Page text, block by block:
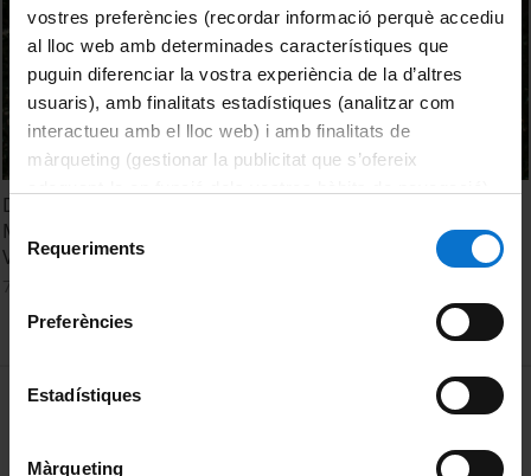
vostres preferències (recordar informació perquè accediu
al lloc web amb determinades característiques que
puguin diferenciar la vostra experiència de la d’altres
usuaris), amb finalitats estadístiques (analitzar com
interactueu amb el lloc web) i amb finalitats de
màrqueting (gestionar la publicitat que s’ofereix
consultar laPolítica de galetes del lloc web de la
Requeriments
Preferències
Estadístiques
Màrqueting
Dossier digital d’aprenentatge (E-portfolio) – Experiència
Medicina i Ciències de la Salut - Dra. Rosa Mª Villalonga
Vadell
MENÚ PEU 1